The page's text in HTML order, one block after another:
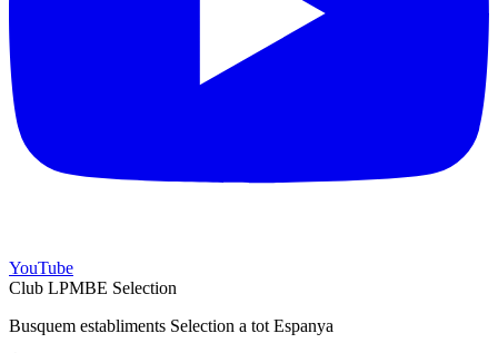
YouTube
Club LPMBE Selection
Busquem establiments Selection a tot Espanya